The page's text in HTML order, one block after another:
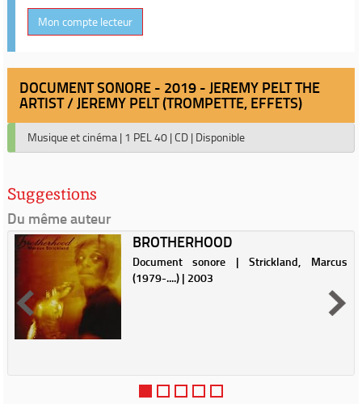
Mon compte lecteur
DOCUMENT SONORE - 2019 - JEREMY PELT THE
ARTIST / JEREMY PELT (TROMPETTE, EFFETS)
Musique et cinéma | 1 PEL 40 | CD | Disponible
Suggestions
Du même auteur
BROTHERHOOD
Document sonore | Strickland, Marcus
(1979-....) | 2003